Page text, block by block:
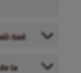
Sud
la